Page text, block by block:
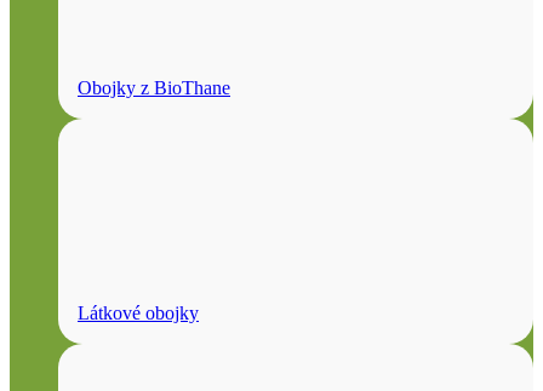
Obojky z BioThane
Látkové obojky